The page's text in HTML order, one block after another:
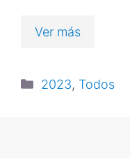
Ver más
2023, Todos